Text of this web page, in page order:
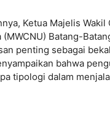
Ketua Majelis Wakil
(MWCNU) Batang-
penting sebagai
bahwa
tipologi dalam